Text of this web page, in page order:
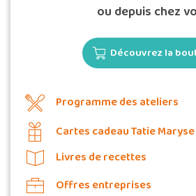
ou depuis chez
Découvrez la
Programme des ateliers
Cartes cadeau Tatie Maryse
Livres de recettes
Offres entreprises